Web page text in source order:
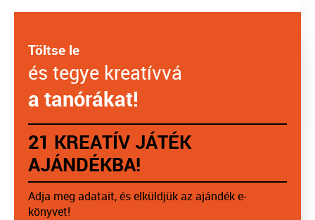
Töltse le
és tegye kreatívvá
a tanórákat!
21 KREATÍV JÁTÉK
AJÁNDÉKBA!
Adja meg adatait, és elküldjük az ajándék e-
könyvet!